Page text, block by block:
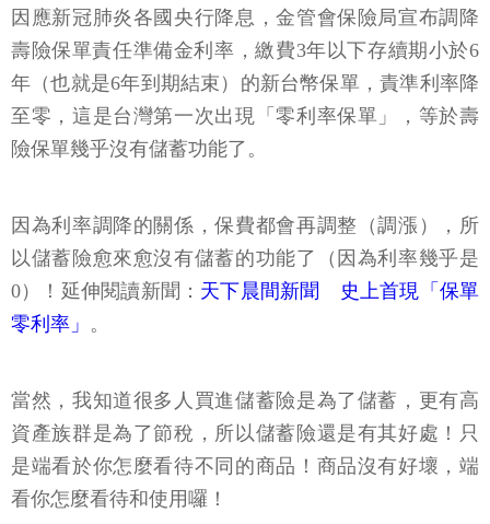
因應新冠肺炎各國央行降息，金管會保險局宣布調降
壽險保單責任準備金利率，繳費3年以下存續期小於6
年（也就是6年到期結束）的新台幣保單，責準利率降
至零，這是台灣第一次出現「零利率保單」，等於壽
險保單幾乎沒有儲蓄功能了。
因為利率調降的關係，保費都會再調整（調漲），所
以儲蓄險愈來愈沒有儲蓄的功能了（因為利率幾乎是
0）！延伸閱讀新聞： 天下晨間新聞 史上首現「保單
零利率」 。
當然，我知道很多人買進儲蓄險是為了儲蓄，更有高
資產族群是為了節稅，所以儲蓄險還是有其好處！只
是端看於你怎麼看待不同的商品！商品沒有好壞，端
看你怎麼看待和使用囉！